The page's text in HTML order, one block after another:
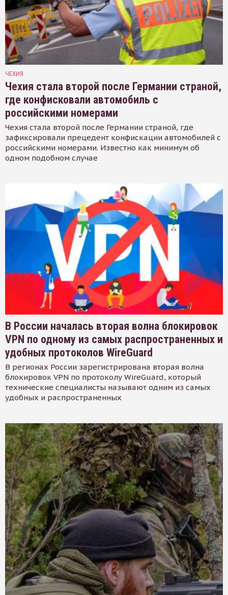
ЧЕХИЯ
Чехия стала второй после Германии страной,
где конфисковали автомобиль с
российскими номерами
Чехия стала второй после Германии страной, где
зафиксировали прецедент конфискации автомобилей с
российскими номерами. Известно как минимум об
одном подобном случае
В России началась вторая волна блокировок
VPN по одному из самых распространенных и
удобных протоколов WireGuard
В регионах России зарегистрирована вторая волна
блокировок VPN по протоколу WireGuard, который
технические специалисты называют одним из самых
удобных и распространенных